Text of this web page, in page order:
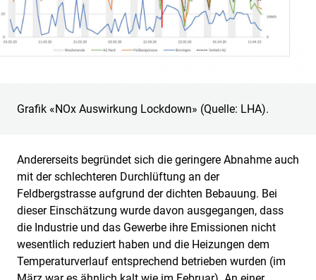
Grafik «NOx Auswirkung Lockdown» (Quelle: LHA).
Andererseits begründet sich die geringere Abnahme auch
mit der schlechteren Durchlüftung an der
Feldbergstrasse aufgrund der dichten Bebauung. Bei
dieser Einschätzung wurde davon ausgegangen, dass
die Industrie und das Gewerbe ihre Emissionen nicht
wesentlich reduziert haben und die Heizungen dem
Temperaturverlauf entsprechend betrieben wurden (im